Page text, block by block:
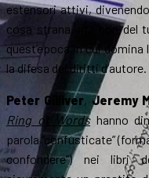
estensori attivi,
cosa strana, ma non del
quest’epoca in cui
la difesa dei diritti d’autore.
Peter Gilliver,Jeremy
Ring of Wordshanno
parola “confusticate”
confondere”) nei libri